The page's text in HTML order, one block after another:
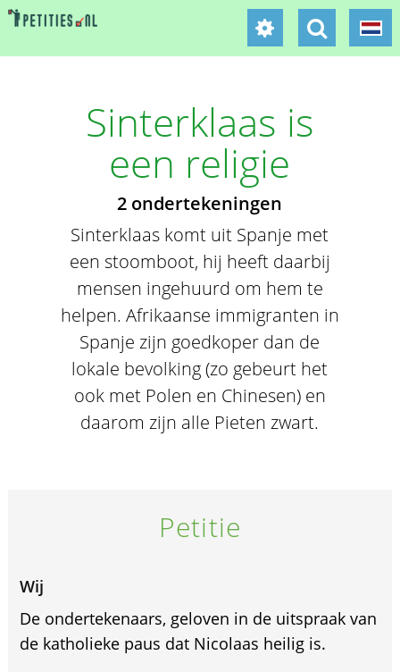
Sinterklaas is
een religie
2 ondertekeningen
Sinterklaas komt uit Spanje met
een stoomboot, hij heeft daarbij
mensen ingehuurd om hem te
helpen. Afrikaanse immigranten in
Spanje zijn goedkoper dan de
lokale bevolking (zo gebeurt het
ook met Polen en Chinesen) en
daarom zijn alle Pieten zwart.
Petitie
Wij
De ondertekenaars, geloven in de uitspraak van
de katholieke paus dat Nicolaas heilig is.